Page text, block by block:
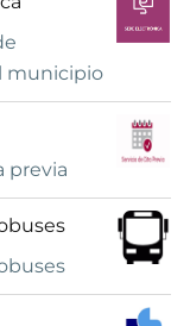
municipio
previa